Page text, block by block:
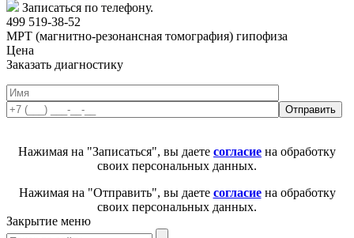
Записаться по телефону.
499 519-38-52
МРТ (магнитно-резонансная томография) гипофиза
Цена
Заказать диагностику
Нажимая на "Записаться", вы даете согласие на обработку
своих персональных данных.
Нажимая на "Отправить", вы даете согласиена обработку
своих персональных данных.
Закрытие меню